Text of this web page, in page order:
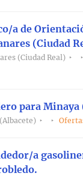
a de
(Ciudad
(Ciudad Real)
para Minaya
a